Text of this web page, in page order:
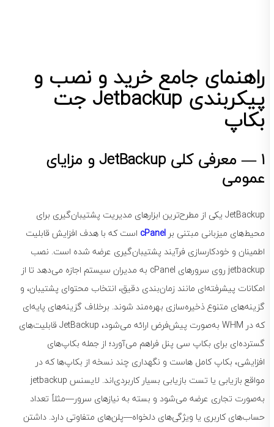
راهنمای جامع خرید و نصب و
پیکربندی Jetbackup جت
بکاپ
1 — معرفی کلی JetBackup و مزایای
عمومی
JetBackup یکی از مطرح‌ترین ابزارهای مدیریت پشتیبان‌گیری برای
محیط‌های میزبانی مبتنی برcPanelاست که با هدف افزایش قابلیت
اطمینان و خودکارسازی فرآیند پشتیبان‌گیری عرضه شده است. نصب
jetbackup روی سرورهای cPanel به مدیران سیستم اجازه می‌دهد تا از
امکانات پیشرفته‌ای مانند زمان‌بندی دقیق، انتخاب محتوای پشتیبان، و
گزینه‌های متنوع ذخیره‌سازی بهره‌مند شوند. برخلاف گزینه‌های پایه‌ای
که در WHM به‌صورت پیش‌فرض ارائه می‌شود، JetBackup قابلیت‌های
گسترده‌ای برای بکاپ سی پنل فراهم می‌آورد؛ از جمله بکاپ‌های
افزایشی، بکاپ کامل هاست و نگهداری چند نسخه از بکاپ‌ها که در
مواقع بازیابی یا تست بازیابی بسیار کاربردی‌اند. لایسنس jetbackup
به‌صورت تجاری عرضه می‌شود و بسته به نیازهای سرور—مثلاً تعداد
حساب‌های کاربری یا ویژگی‌های دلخواه—پلن‌های متفاوتی دارد. داشتن